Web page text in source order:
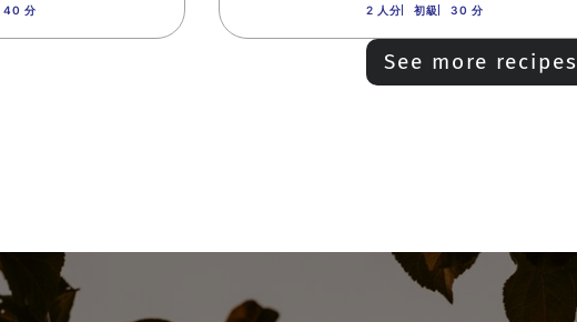
40 分 2 人分 初級 30 分
See more recipes